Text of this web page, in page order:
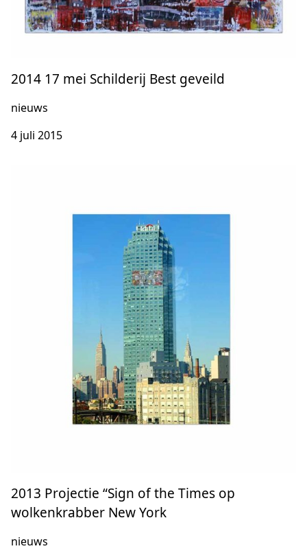
2014 17 mei Schilderij Best geveild
nieuws
4 juli 2015
2013 Projectie “Sign of the Times op
wolkenkrabber New York
nieuws